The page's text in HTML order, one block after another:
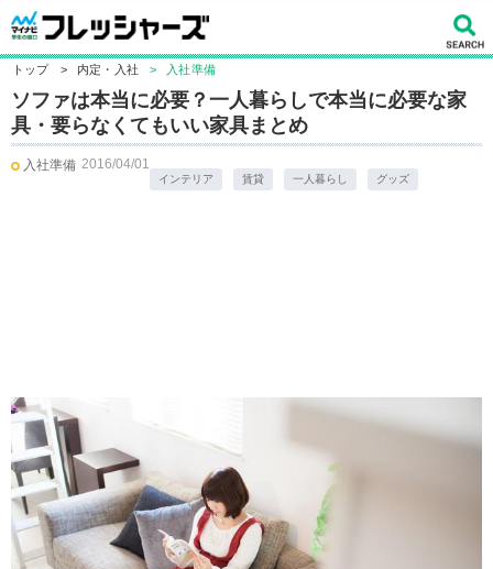
トップ > 内定・入社 > 入社準備
ソファは本当に必要？一人暮らしで本当に必要な家
具・要らなくてもいい家具まとめ
入社準備 2016/04/01
インテリア 賃貸 一人暮らし グッズ